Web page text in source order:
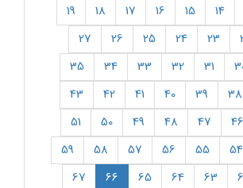
14
15
16
17
18
19
23
24
25
26
27
31
32
33
34
35
38
39
40
41
42
43
46
47
48
49
50
51
54
55
56
57
58
59
63
64
65
66
(current)
67